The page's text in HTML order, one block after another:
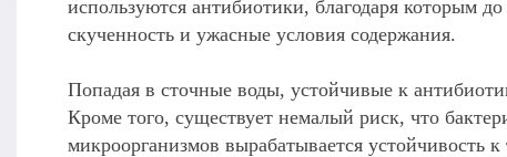
используются антибиотики, благодаря которым
скученность и ужасные условия содержания.
Попадая в сточные воды, устойчивые к
Кроме того, существует немалый риск, что
микроорганизмов вырабатывается устойчивость